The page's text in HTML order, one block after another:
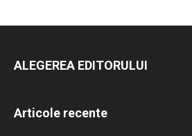
ALEGEREA EDITORULUI
Articole recente